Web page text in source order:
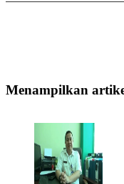
Menampilkan